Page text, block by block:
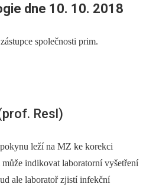
dne 10. 10. 2018
společnosti prim.
Resl)
leží na MZ ke korekci
indikovat laboratorní vyšetření
ale laboratoř zjistí infekční